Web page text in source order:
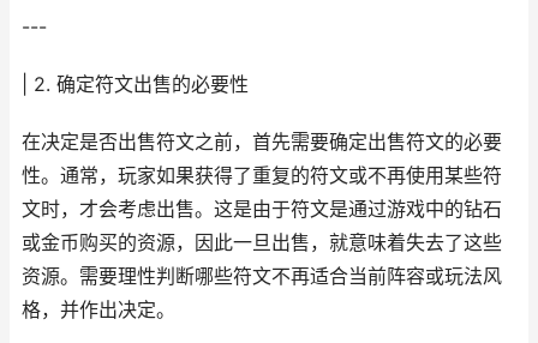
---
| 2. 确定符文出售的必要性
在决定是否出售符文之前，首先需要确定出售符文的必要
性。通常，玩家如果获得了重复的符文或不再使用某些符
文时，才会考虑出售。这是由于符文是通过游戏中的钻石
或金币购买的资源，因此一旦出售，就意味着失去了这些
资源。需要理性判断哪些符文不再适合当前阵容或玩法风
格，并作出决定。